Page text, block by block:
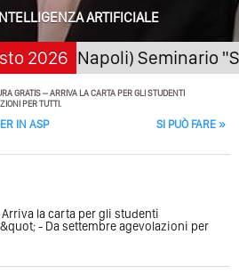
Speranza: Il Quarto Memorial
Franzese
Per Il Blog? Uno Che
Davvero
Vecchia SEO
Media? Siamo Nell’era Degli
Predittivi
Della Tua Azienda? Lo Decidi
Media, L’AI E I Contenuti…
ARTIFICIALE
2026
(Napoli) Seminario
GRATIS – ARRIVA LA CARTA PER GLI STUDENTI
PER TUTTI.
IN ASP SI PUÒ FARE »
la carta per gli studenti
- Da settembre agevolazioni per